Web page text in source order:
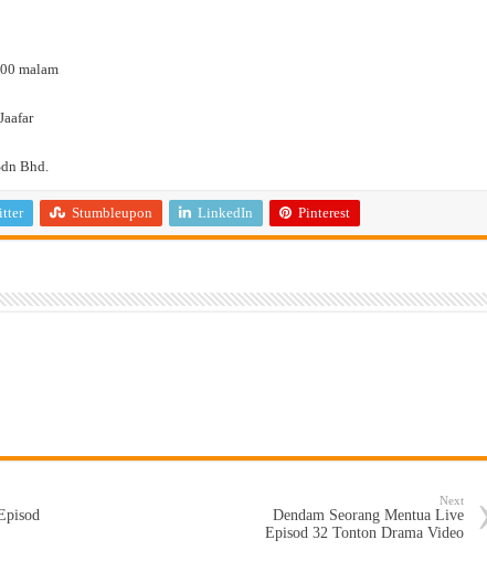
malam
Bhd.
Stumbleupon LinkedIn Pinterest
Next
Dendam Seorang Mentua Live
Episod 32 Tonton Drama Video